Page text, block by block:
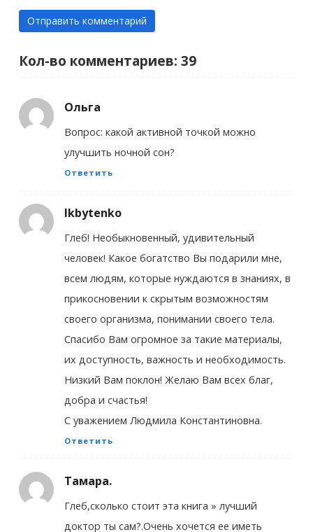
Кол-во комментариев: 39
Ольга
Вопрос: какой активной точкой можно
улучшить ночной сон?
Ответить
lkbytenko
Глеб! Необыкновенный, удивительный
человек! Какое богатство Вы подарили мне,
всем людям, которые нуждаются в знаниях, в
прикосновении к скрытым возможностям
своего организма, понимании своего тела.
Спасибо Вам огромное за такие материалы,
их доступность, важность и необходимость.
Низкий Вам поклон! Желаю Вам всех благ,
добра и счастья!
С уважением Людмила Константиновна.
Ответить
Тамара.
Глеб,сколько стоит эта книга » лучший
доктор ты сам?.Очень хочется ее иметь